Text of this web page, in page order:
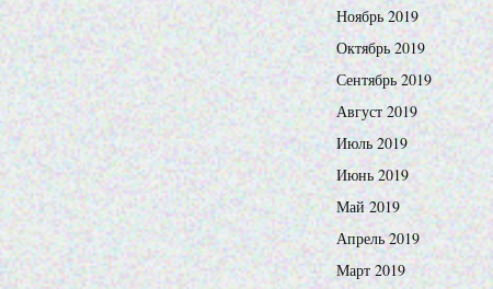
Ноябрь 2019
Октябрь 2019
Сентябрь 2019
Август 2019
Июль 2019
Июнь 2019
Май 2019
Апрель 2019
Март 2019